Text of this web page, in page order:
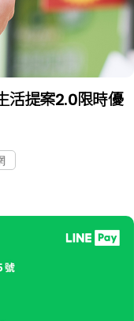
活提案2.0限時優